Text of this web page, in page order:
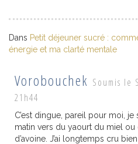
Dans Petit déjeuner sucré :
énergie et ma clarté mentale
Vorobouchek Soumis le
21h44
C’est dingue, pareil pour moi,
matin vers du yaourt du miel
d’avoine. J’ai longtemps cru